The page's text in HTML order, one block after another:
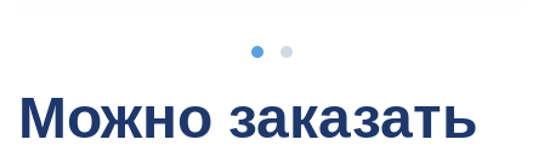
Можно заказать